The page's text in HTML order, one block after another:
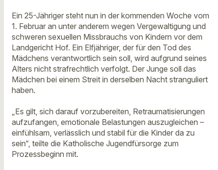
Ein 25-Jähriger steht nun in der kommenden Woche vom
1. Februar an unter anderem wegen Vergewaltigung und
schweren sexuellen Missbrauchs von Kindern vor dem
Landgericht Hof. Ein Elfjähriger, der für den Tod des
Mädchens verantwortlich sein soll, wird aufgrund seines
Alters nicht strafrechtlich verfolgt. Der Junge soll das
Mädchen bei einem Streit in derselben Nacht stranguliert
haben.
„Es gilt, sich darauf vorzubereiten, Retraumatisierungen
aufzufangen, emotionale Belastungen auszugleichen –
einfühlsam, verlässlich und stabil für die Kinder da zu
sein“, teilte die Katholische Jugendfürsorge zum
Prozessbeginn mit.